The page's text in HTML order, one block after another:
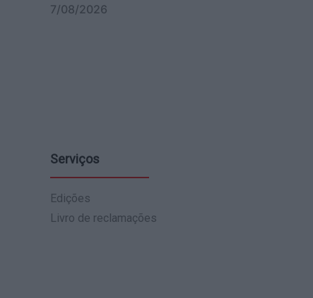
7/08/2026
Serviços
Edições
Livro de reclamações